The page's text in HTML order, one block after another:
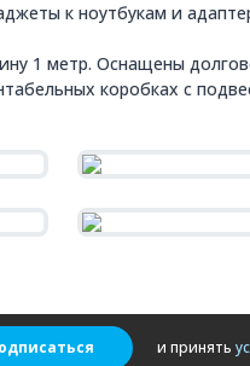
к ноутбукам и
1 метр. Оснащены
коробках с
и принять